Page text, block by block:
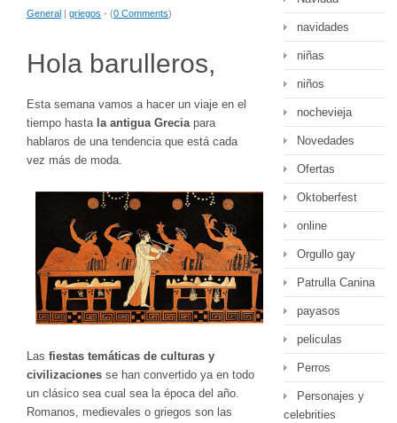
General | griegos - (0 Comments)
Hola barulleros,
Esta semana vamos a hacer un viaje en el
tiempo hasta la antigua Greciapara
hablaros de una tendencia que está cada
vez más de moda.
Las fiestas temáticas de culturas y
civilizaciones se han convertido ya en todo
un clásico sea cual sea la época del año.
Romanos, medievales o griegos son las
navidades
niñas
niños
nochevieja
Novedades
Ofertas
Oktoberfest
online
Orgullo gay
Patrulla Canina
payasos
peliculas
Perros
Personajes y
celebrities